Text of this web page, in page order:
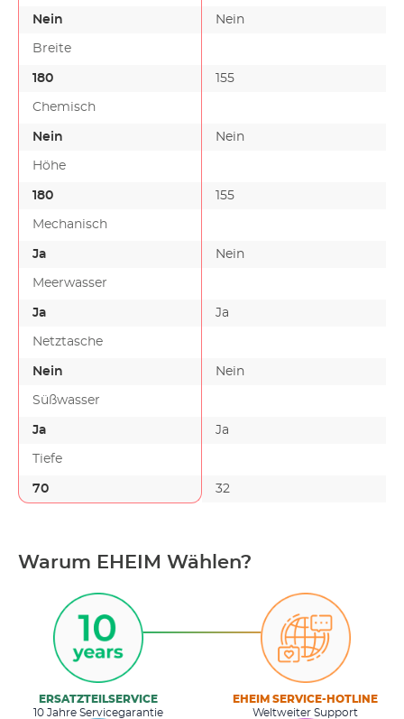
Nein Nein
Breite
180 155
Chemisch
Nein Nein
Höhe
180 155
Mechanisch
Ja Nein
Meerwasser
Ja Ja
Netztasche
Nein Nein
Süßwasser
Ja Ja
Tiefe
70 32
Warum EHEIM Wählen?
ERSATZTEILSERVICE
10 Jahre Servicegarantie
EHEIM SERVICE-HOTLINE
Weltweiter Support